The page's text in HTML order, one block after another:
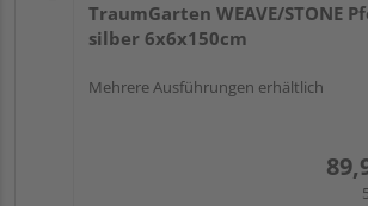
TraumGarten WEAVE/STONE
silber 6x6x150cm
Mehrere Ausführungen erhältlich